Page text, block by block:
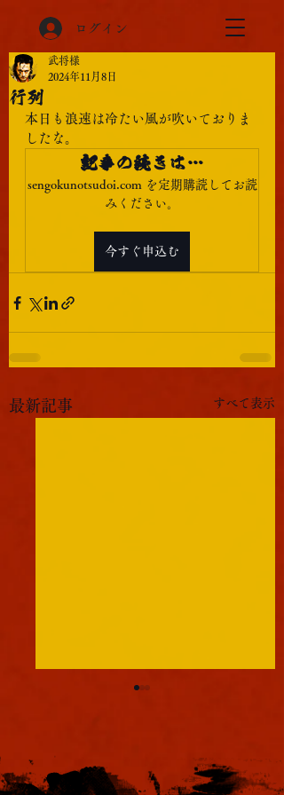
ログイン
行列
武将様
2024年11月8日
本日も浪速は冷たい風が吹いておりま
したな。
記事の続きは…
sengokunotsudoi.com を定期購読してお読
みください。
今すぐ申込む
最新記事 すべて表示